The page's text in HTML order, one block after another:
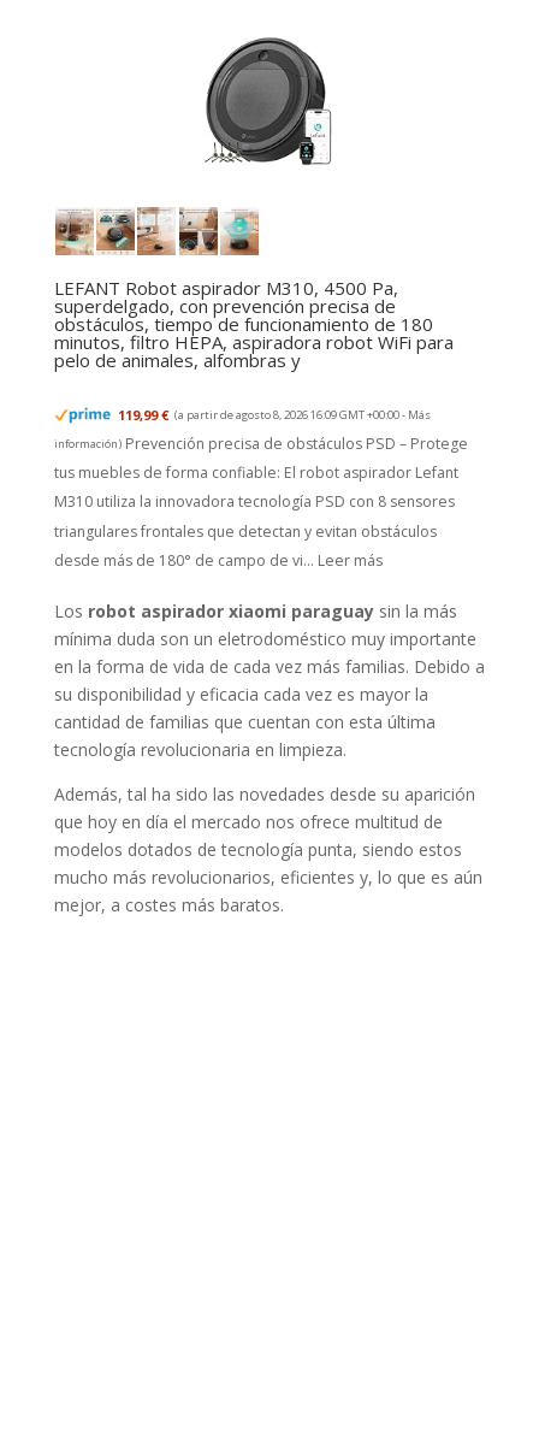
LEFANT Robot aspirador M310, 4500 Pa,
superdelgado, con prevención precisa de
obstáculos, tiempo de funcionamiento de 180
minutos, filtro HEPA, aspiradora robot WiFi para
pelo de animales, alfombras y
119,99 € (a partir de agosto 8, 2026 16:09 GMT +00:00 - Más
información) Prevención precisa de obstáculos PSD – Protege
tus muebles de forma confiable: El robot aspirador Lefant
M310 utiliza la innovadora tecnología PSD con 8 sensores
triangulares frontales que detectan y evitan obstáculos
desde más de 180° de campo de vi... Leer más
Los robot aspirador xiaomi paraguaysin la más
mínima duda son un eletrodoméstico muy importante
en la forma de vida de cada vez más familias. Debido a
su disponibilidad y eficacia cada vez es mayor la
cantidad de familias que cuentan con esta última
tecnología revolucionaria en limpieza.
Además, tal ha sido las novedades desde su aparición
que hoy en día el mercado nos ofrece multitud de
modelos dotados de tecnología punta, siendo estos
mucho más revolucionarios, eficientes y, lo que es aún
mejor, a costes más baratos.